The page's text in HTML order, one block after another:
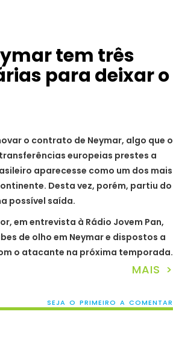
tem três
para deixar o
o contrato de Neymar, algo que o
europeias prestes a
aparecesse como um dos mais
Desta vez, porém, partiu do
possível saída.
em entrevista à Rádio Jovem Pan,
de olho em Neymar e dispostos a
o atacante na próxima temporada.
MAIS >
SEJA O PRIMEIRO A COMENTAR